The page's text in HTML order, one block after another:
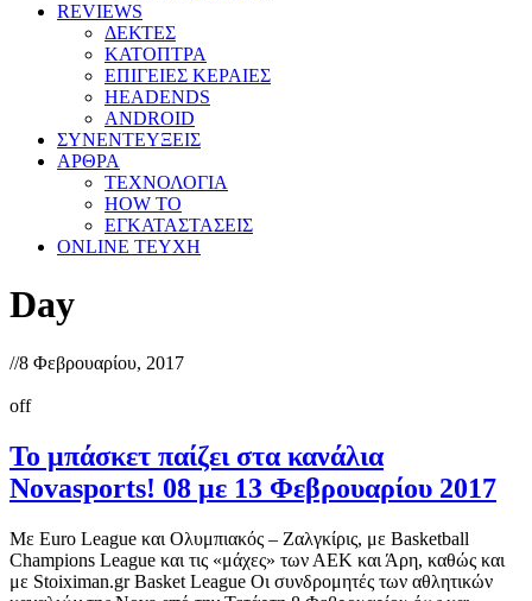
REVIEWS
ΔΕΚΤΕΣ
ΚΑΤΟΠΤΡΑ
ΕΠΙΓΕΙΕΣ ΚΕΡΑΙΕΣ
HEADENDS
ANDROID
ΣΥΝΕΝΤΕΥΞΕΙΣ
ΑΡΘΡΑ
ΤΕΧΝΟΛΟΓΙΑ
HOW TO
ΕΓΚΑΤΑΣΤΑΣΕΙΣ
ONLINE TEYXH
Day
//8 Φεβρουαρίου, 2017
off
Το μπάσκετ παίζει στα κανάλια
Novasports! 08 με 13 Φεβρουαρίου 2017
Με Euro League και Ολυμπιακός – Ζαλγκίρις, με Basketball
Champions League και τις «μάχες» των ΑΕΚ και Άρη, καθώς και
με Stoiximan.gr Basket League Οι συνδρομητές των αθλητικών